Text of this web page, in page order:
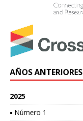
AÑOS ANTERIORES
2025
▪ Número 1